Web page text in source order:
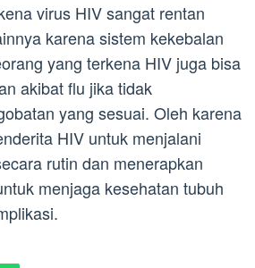
virus HIV sangat rentan
karena sistem kekebalan
yang terkena HIV juga bisa
akibat flu jika tidak
yang sesuai. Oleh karena
HIV untuk menjalani
rutin dan menerapkan
menjaga kesehatan tubuh